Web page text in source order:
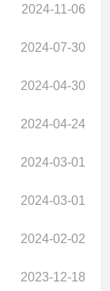
2024-11-06
2024-07-30
2024-04-30
2024-04-24
2024-03-01
2024-03-01
2024-02-02
2023-12-18